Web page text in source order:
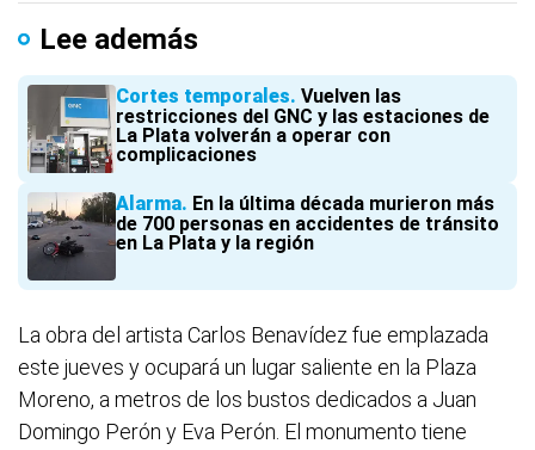
Lee además
Cortes temporales Vuelven las
restricciones del GNC y las estaciones de
La Plata volverán a operar con
complicaciones
Alarma En la última década murieron más
de 700 personas en accidentes de tránsito
en La Plata y la región
La obra del artista Carlos Benavídez fue emplazada
este jueves y ocupará un lugar saliente en la Plaza
Moreno, a metros de los bustos dedicados a Juan
Domingo Perón y Eva Perón. El monumento tiene